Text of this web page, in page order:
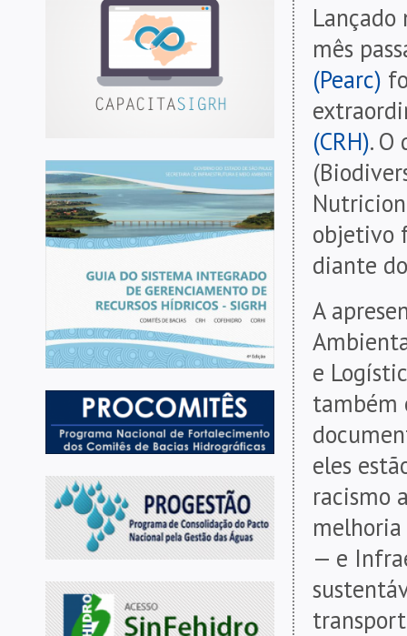
mês
(Pearc)
(CRH). O
objetivo
diante
A
e
também
eles
racismo
melhoria
— e